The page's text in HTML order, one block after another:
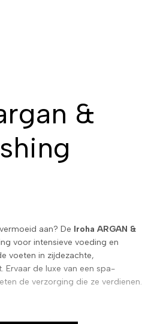
&
aan? De Iroha ARGAN &
voor intensieve voeding en
voeten in zijdezachte,
Ervaar de luxe van een spa-
de verzorging die ze verdienen.